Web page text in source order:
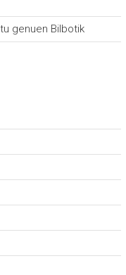
genuen Bilbotik